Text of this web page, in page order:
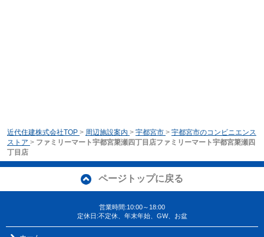
近代住建株式会社TOP > 周辺施設案内 > 宇都宮市 > 宇都宮市のコンビニエンス
ストア > ファミリーマート宇都宮簗瀬四丁目店ファミリーマート宇都宮簗瀬四
丁目店
ページトップに戻る
営業時間:10:00～18:00
定休日:不定休、年末年始、GW、お盆